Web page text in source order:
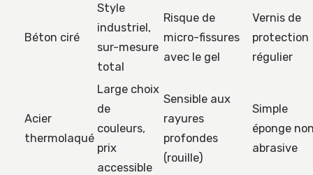
Béton ciré
Style
industriel,
sur-mesure
total
Risque de
micro-fissures
avec le gel
Vernis de
protection
régulier
Acier
thermolaqué
Large choix
de
couleurs,
prix
accessible
Sensible aux
rayures
profondes
(rouille)
Simple
éponge
abrasive